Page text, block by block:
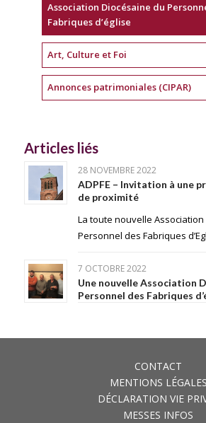
Association Diocésaine du
Fabriques d’église
Art, Culture et Foi
Annonces patrimoniales (CIPAR)
Articles liés
28 NOVEMBRE 2022
ADPFE – Invitation à une
de proximité
La toute nouvelle
Personnel des Fabriques
7 OCTOBRE 2022
Une nouvelle Association
Personnel des Fabriques
CONTACT
MENTIONS LÉGALES
DÉCLARATION VIE
MESSES INFOS